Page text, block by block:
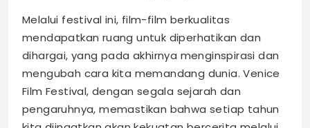
Melalui festival ini, film-film berkualitas
mendapatkan ruang untuk diperhatikan dan
dihargai, yang pada akhirnya menginspirasi dan
mengubah cara kita memandang dunia. Venice
Film Festival, dengan segala sejarah dan
pengaruhnya, memastikan bahwa setiap tahun